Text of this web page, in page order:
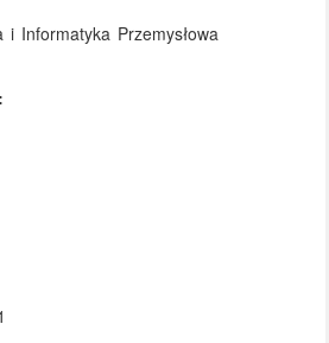
i Informatyka Przemysłowa